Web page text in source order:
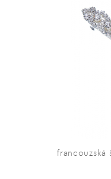
francouzská